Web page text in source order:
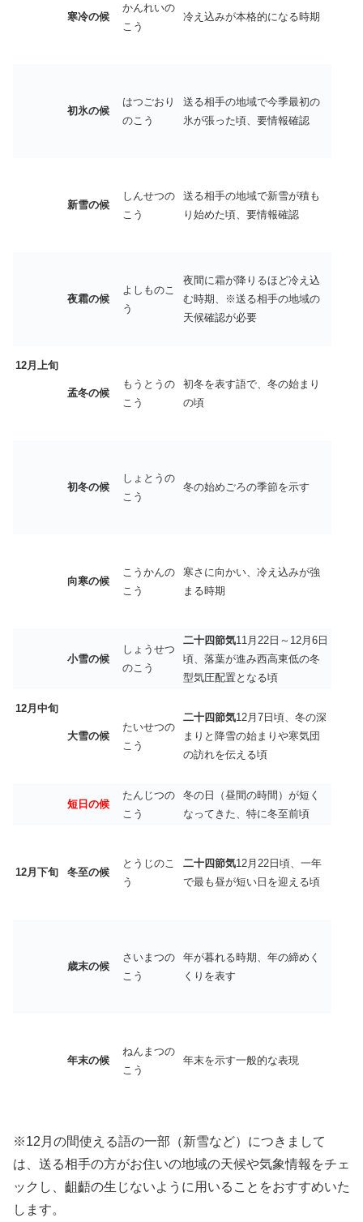
寒冷の候
かんれいの
こう
冷え込みが本格的になる時期
初氷の候
はつごおり
のこう
送る相手の地域で今季最初の
氷が張った頃、要情報確認
新雪の候
しんせつの
こう
送る相手の地域で新雪が積も
り始めた頃、要情報確認
夜霜の候
よしものこ
う
夜間に霜が降りるほど冷え込
む時期、※送る相手の地域の
天候確認が必要
12月上旬
孟冬の候
もうとうの
こう
初冬を表す語で、冬の始まり
の頃
初冬の候
しょとうの
こう
冬の始めごろの季節を示す
向寒の候
こうかんの
こう
寒さに向かい、冷え込みが強
まる時期
小雪の候
しょうせつ
のこう
二十四節気11月22日～12月6日
頃、落葉が進み西高東低の冬
型気圧配置となる頃
12月中旬
大雪の候
たいせつの
こう
二十四節気12月7日頃、冬の深
まりと降雪の始まりや寒気団
の訪れを伝える頃
短日の候
たんじつの
こう
冬の日（昼間の時間）が短く
なってきた、特に冬至前頃
12月下旬 冬至の候
とうじのこ
う
二十四節気12月22日頃、一年
で最も昼が短い日を迎える頃
歳末の候
さいまつの
こう
年が暮れる時期、年の締めく
くりを表す
年末の候
ねんまつの
こう
年末を示す一般的な表現
※12月の間使える語の一部（新雪など）につきまして
は、送る相手の方がお住いの地域の天候や気象情報をチェ
ックし、齟齬の生じないように用いることをおすすめいた
します。